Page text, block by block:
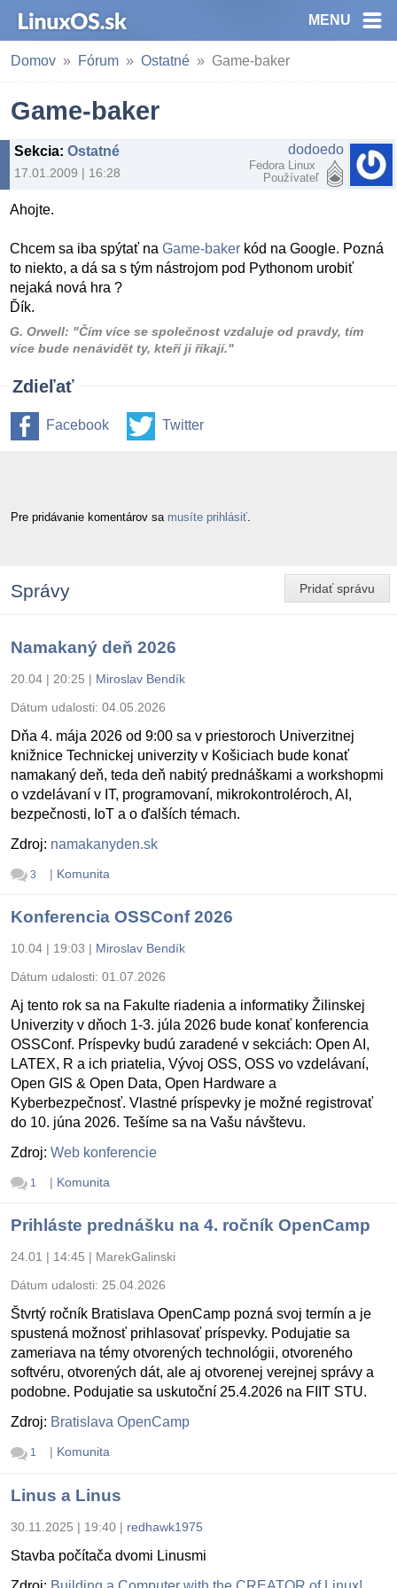
MENU
Domov Fórum Ostatné Game-baker
Game-baker
Sekcia: Ostatné
17.01.2009 | 16:28
dodoedo
Fedora Linux
Používateľ
Ahojte.
Chcem sa iba spýtať naGame-baker kód na Google. Pozná
to niekto, a dá sa s tým nástrojom pod Pythonom urobiť
nejaká nová hra ?
Ďík.
G. Orwell: "Čím více se společnost vzdaluje od pravdy, tím
více bude nenávidět ty, kteří ji říkají."
Zdieľať
Facebook Twitter
Pre pridávanie komentárov sa musíte prihlásiť
Pridať správu
Správy
Namakaný deň 2026
20.04 | 20:25 | Miroslav Bendík
Dátum udalosti: 04.05.2026
Dňa 4. mája 2026 od 9:00 sa v priestoroch Univerzitnej
knižnice Technickej univerzity v Košiciach bude konať
namakaný deň, teda deň nabitý prednáškami a workshopmi
o vzdelávaní v IT, programovaní, mikrokontroléroch, AI,
bezpečnosti, IoT a o ďalších témach.
Zdroj: namakanyden.sk
3 | Komunita
Konferencia OSSConf 2026
10.04 | 19:03 | Miroslav Bendík
Dátum udalosti: 01.07.2026
Aj tento rok sa na Fakulte riadenia a informatiky Žilinskej
Univerzity v dňoch 1-3. júla 2026 bude konať konferencia
OSSConf. Príspevky budú zaradené v sekciách: Open AI,
LATEX, R a ich priatelia, Vývoj OSS, OSS vo vzdelávaní,
Open GIS & Open Data, Open Hardware a
Kyberbezpečnosť. Vlastné príspevky je možné registrovať
do 10. júna 2026. Tešíme sa na Vašu návštevu.
Zdroj: Web konferencie
1 | Komunita
Prihláste prednášku na 4. ročník OpenCamp
24.01 | 14:45 | MarekGalinski
Dátum udalosti: 25.04.2026
Štvrtý ročník Bratislava OpenCamp pozná svoj termín a je
spustená možnosť prihlasovať príspevky. Podujatie sa
zameriava na témy otvorených technológii, otvoreného
softvéru, otvorených dát, ale aj otvorenej verejnej správy a
podobne. Podujatie sa uskutoční 25.4.2026 na FIIT STU.
Zdroj: Bratislava OpenCamp
1 | Komunita
Linus a Linus
30.11.2025 | 19:40 | redhawk1975
Stavba počítača dvomi Linusmi